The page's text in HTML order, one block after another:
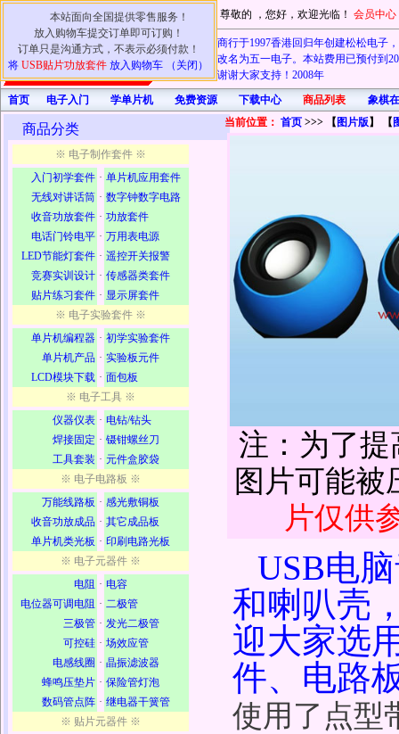
本站面向全国提供零售服务！
放入购物车提交订单即可订购！
订单只是沟通方式，不表示必须付款！
将USB贴片功放套件放入购物车 （关闭）
尊敬的 ，您好，欢迎光临！ 会员中心
本商行于1997香港回归年创建松松电子
电子也改名为五一电子。本站费用已预付到
认可！谢谢大家支持！2008年
首页
电子入门 学单片机 免费资源 下载中心 商品列表 象棋
首先在
商品分类
※ 电子制作套件 ※
入门初学套件 · 单片机应用套件
无线对讲话筒 · 数字钟数字电路
收音功放套件 · 功放套件
电话门铃电平 · 万用表电源
LED节能灯套件 · 遥控开关报警
竞赛实训设计 · 传感器类套件
贴片练习套件 · 显示屏套件
※ 电子实验套件 ※
单片机编程器 · 初学实验套件
单片机产品 · 实验板元件
LCD模块下载 · 面包板
※ 电子工具 ※
仪器仪表 · 电钻/钻头
焊接固定 · 镊钳螺丝刀
工具套装 · 元件盒胶袋
※ 电子电路板 ※
万能线路板 · 感光敷铜板
收音功放成品 · 其它成品板
单片机类光板 · 印刷电路光板
※ 电子元器件 ※
电阻 · 电容
电位器可调电阻 · 二极管
三极管 · 发光二极管
可控硅 · 场效应管
电感线圈 · 晶振滤波器
蜂鸣压垫片 · 保险管灯泡
数码管点阵 · 继电器干簧管
※ 贴片元器件 ※
当前位置： 首页 >>> 【 图片版】 【
注：为了提
图片可能
片仅供
USB电
和喇叭壳
迎大家选
件、电路
使用了点型